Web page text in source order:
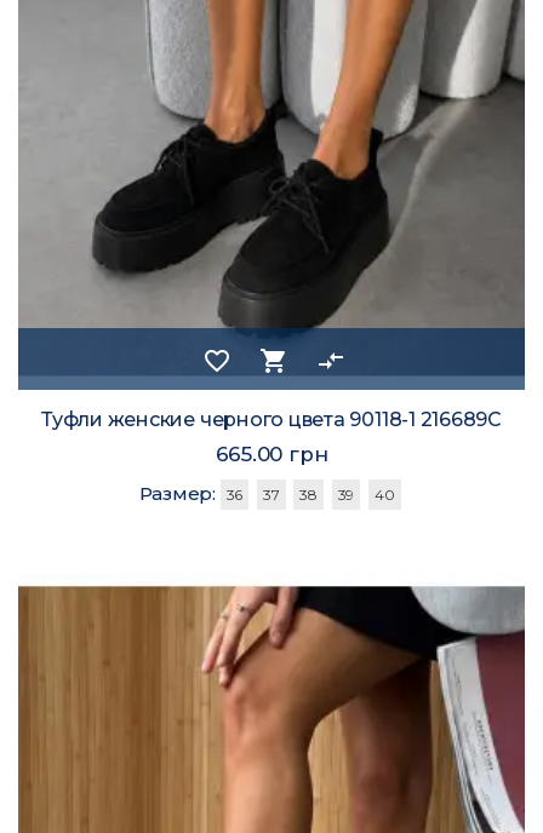
favorite_border shopping_cart compare_arrows
Туфли женские черного цвета 90118-1 216689C
665.00 грн
Размер: 36 37 38 39 40